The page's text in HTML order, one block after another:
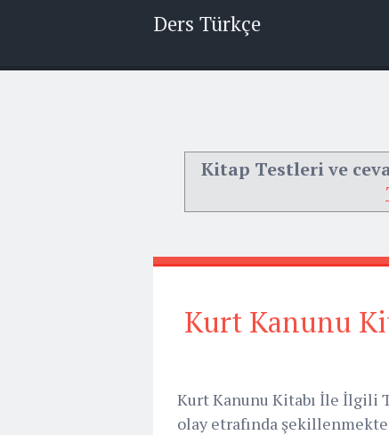
Ders Türkçe
Kitap Testleri ve
Kurt Kanunu
Kurt Kanunu Kitabı İle İlgili
olay etrafında